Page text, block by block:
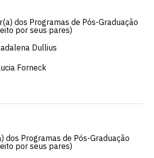
dos Programas de Pós-Graduação
por seus pares)
Dullius
Forneck
dos Programas de Pós-Graduação
por seus pares)